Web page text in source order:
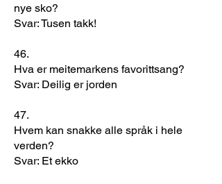
nye sko?
Svar: Tusen takk!
​46.
Hva er meitemarkens favorittsang?
Svar: Deilig er jorden
​47.
Hvem kan snakke alle språk i hele
verden?
Svar: Et ekko